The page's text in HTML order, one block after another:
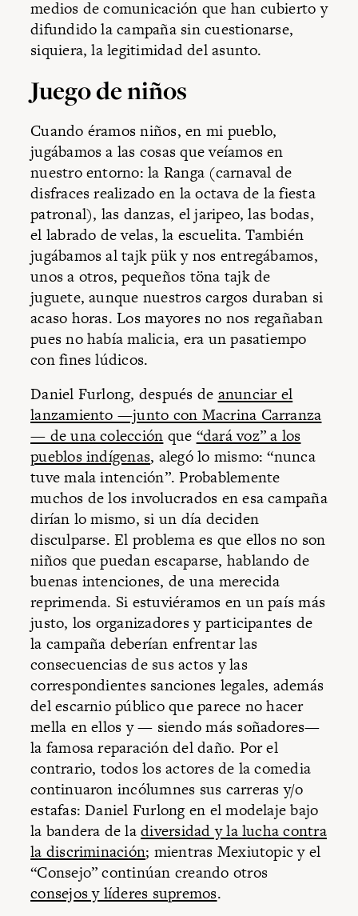
medios de comunicación que han cubierto y
difundido la campaña sin cuestionarse,
siquiera, la legitimidad del asunto.
Juego de niños
Cuando éramos niños, en mi pueblo,
jugábamos a las cosas que veíamos en
nuestro entorno: la Ranga (carnaval de
disfraces realizado en la octava de la fiesta
patronal), las danzas, el jaripeo, las bodas,
el labrado de velas, la escuelita. También
jugábamos al tajk pük y nos entregábamos,
unos a otros, pequeños töna tajk de
juguete, aunque nuestros cargos duraban si
acaso horas. Los mayores no nos regañaban
pues no había malicia, era un pasatiempo
con fines lúdicos.
Daniel Furlong, después de anunciar el
lanzamiento —junto con Macrina Carranza
— de una colección que “dará voz” a los
pueblos indígenas, alegó lo mismo: “nunca
tuve mala intención”. Probablemente
muchos de los involucrados en esa campaña
dirían lo mismo, si un día deciden
disculparse. El problema es que ellos no son
niños que puedan escaparse, hablando de
buenas intenciones, de una merecida
reprimenda. Si estuviéramos en un país más
justo, los organizadores y participantes de
la campaña deberían enfrentar las
consecuencias de sus actos y las
correspondientes sanciones legales, además
del escarnio público que parece no hacer
mella en ellos y — siendo más soñadores—
la famosa reparación del daño. Por el
contrario, todos los actores de la comedia
continuaron incólumnes sus carreras y/o
estafas: Daniel Furlong en el modelaje bajo
la bandera de ladiversidad y la lucha contra
la discriminación; mientras Mexiutopic y el
“Consejo” continúan creando otros
consejos y líderes supremos.